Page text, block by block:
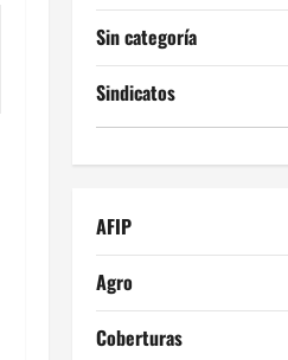
Sin categoría
Sindicatos
AFIP
Agro
Coberturas